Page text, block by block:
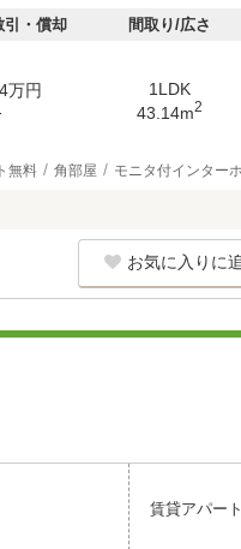
・償却 間取り/広さ
万円
1LDK
43.14m2
無料 角部屋 モニタ付インター
お気に入りに
賃貸アパート